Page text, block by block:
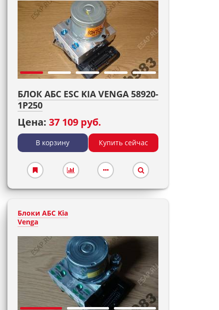
БЛОК АБС ESC KIA VENGA 58920-
1P250
Цена: 37 109 руб.
В корзину Купить сейчас
Блоки АБС Kia
Venga